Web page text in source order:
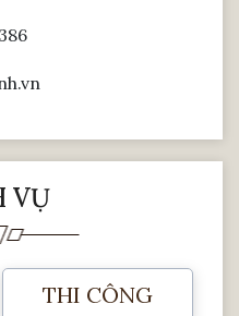
VỤ
THI CÔNG